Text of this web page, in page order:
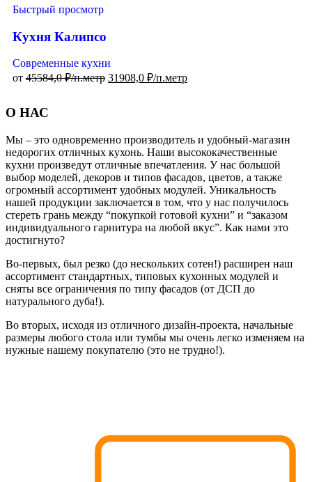
Быстрый просмотр
Кухня Калипсо
Современные кухни
от 45584,0₽/п.метр 31908,0 ₽/п.метр
О НАС
Мы – это одновременно производитель и удобный-магазин
недорогих отличных кухонь. Наши высококачественные
кухни произведут отличные впечатления. У нас большой
выбор моделей, декоров и типов фасадов, цветов, а также
огромный ассортимент удобных модулей. Уникальность
нашей продукции заключается в том, что у нас получилось
стереть грань между “покупкой готовой кухни” и “заказом
индивидуального гарнитура на любой вкус”. Как нами это
достигнуто?
Во-первых, был резко (до нескольких сотен!) расширен наш
ассортимент стандартных, типовых кухонных модулей и
сняты все ограничения по типу фасадов (от ДСП до
натурального дуба!).
Во вторых, исходя из отличного дизайн-проекта, начальные
размеры любого стола или тумбы мы очень легко изменяем на
нужные нашему покупателю (это не трудно!).